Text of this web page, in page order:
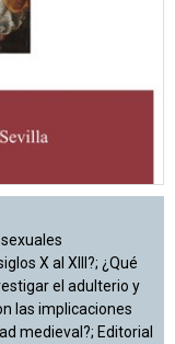
X al XIII?; ¿Qué
el adulterio y
las implicaciones
medieval?; Editorial